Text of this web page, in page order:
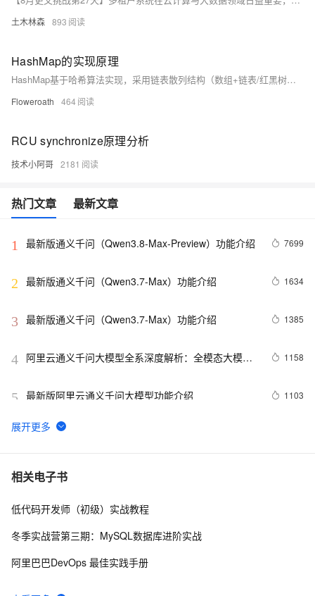
土木林森 893
HashMap的实现原理
HashMap基于哈希算法实现，采用链表散列结构（数组+链表/红黑树）。JDK1.8前使用拉链法解决冲突，将冲突元素存入链表。JDK1.8后，当链表长度超过8时，转化为红黑树以提升查找效率；当元素数小于6时，退化为链表。通过key的hashCode计算索引，put时若key相同则覆盖，不同则添加到链表或树中。get时通过hash值定位并判断key获取对应值。
Floweroath 464
RCU synchronize原理分析
技术小阿哥 2181
热门文章 最新文章
1 最新版通义千问（Qwen3.8-Max-Preview）功能介绍 7699
2 最新版通义千问（Qwen3.7-Max）功能介绍 1634
3 最新版通义千问（Qwen3.7-Max）功能介绍 1385
4 阿里云通义千问大模型全系深度解析：全模态大模型
1158
5 最新版阿里云通义千问大模型功能介绍 1103
6 最新版发布通义千问（Qwen3.8-Max）功能介绍
7 阿里云千问大模型详细介绍：包含模型、应用场景、模
8 最新版通义千问（Qwen3.7-Max）功能介绍
相关电子书
低代码开发师（初级）实战教程
冬季实战营第三期：MySQL数据库进阶实战
阿里巴巴DevOps 最佳实践手册